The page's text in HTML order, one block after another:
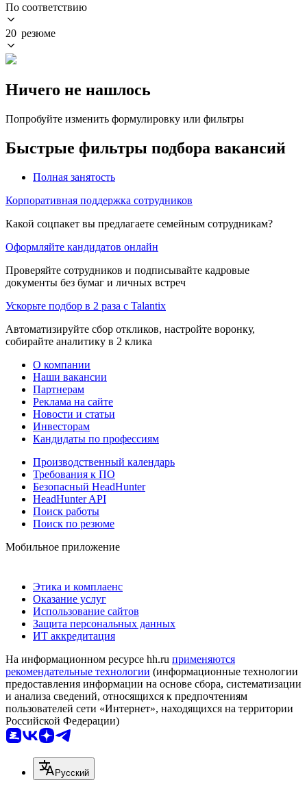
По соответствию
20 резюме
Ничего не нашлось
Попробуйте изменить формулировку или фильтры
Быстрые фильтры подбора вакансий
Полная занятость
Корпоративная поддержка сотрудников
Какой соцпакет вы предлагаете семейным сотрудникам?
Оформляйте кандидатов онлайн
Проверяйте сотрудников и подписывайте кадровые
документы без бумаг и личных встреч
Ускорьте подбор в 2 раза с Talantix
Автоматизируйте сбор откликов, настройте воронку,
собирайте аналитику в 2 клика
О компании
Наши вакансии
Партнерам
Реклама на сайте
Новости и статьи
Инвесторам
Кандидаты по профессиям
Производственный календарь
Требования к ПО
Безопасный HeadHunter
HeadHunter API
Поиск работы
Поиск по резюме
Мобильное приложение
Этика и комплаенс
Оказание услуг
Использование сайтов
Защита персональных данных
ИТ аккредитация
На информационном ресурсе hh.ru применяются
рекомендательные технологии (информационные технологии
предоставления информации на основе сбора, систематизации
и анализа сведений, относящихся к предпочтениям
пользователей сети «Интернет», находящихся на территории
Российской Федерации)
Русский